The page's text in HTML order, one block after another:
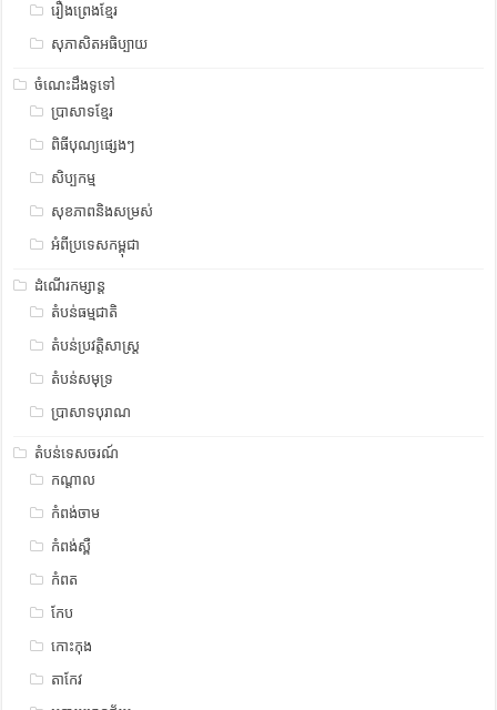
រឿងព្រេងខ្មែរ
សុភាសិតអធិប្បាយ
ចំណេះដឹងទូទៅ
ប្រាសាទខ្មែរ
ពិធីបុណ្យផ្សេងៗ
សិប្បកម្ម
សុខភាពនិងសម្រស់
អំពីប្រទេសកម្ពុជា
ដំណើរកម្សាន្ត
តំបន់ធម្មជាតិ
តំបន់ប្រវត្តិសាស្រ្ត
តំបន់សមុទ្រ
ប្រាសាទបុរាណ
តំបន់ទេសចរណ៍
កណ្តាល
កំពង់ចាម
កំពង់ស្ពឺ
កំពត
កែប
កោះកុង
តាកែវ